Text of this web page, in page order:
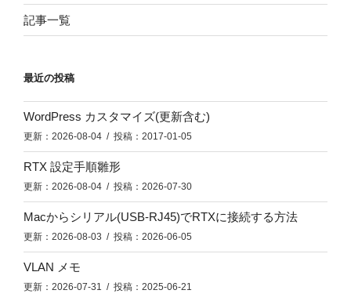
記事一覧
最近の投稿
WordPress カスタマイズ(更新含む)
更新：2026-08-04 / 投稿：2017-01-05
RTX 設定手順雛形
更新：2026-08-04 / 投稿：2026-07-30
Macからシリアル(USB-RJ45)でRTXに接続する方法
更新：2026-08-03 / 投稿：2026-06-05
VLAN メモ
更新：2026-07-31 / 投稿：2025-06-21